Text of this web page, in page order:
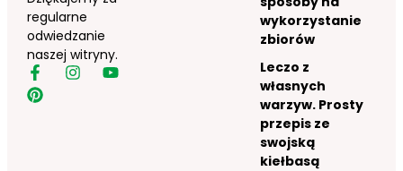
regularne
odwiedzanie
naszej witryny.
wykorzystanie
zbiorów
Leczo z
własnych
warzyw. Prosty
przepis ze
swojską
kiełbasą